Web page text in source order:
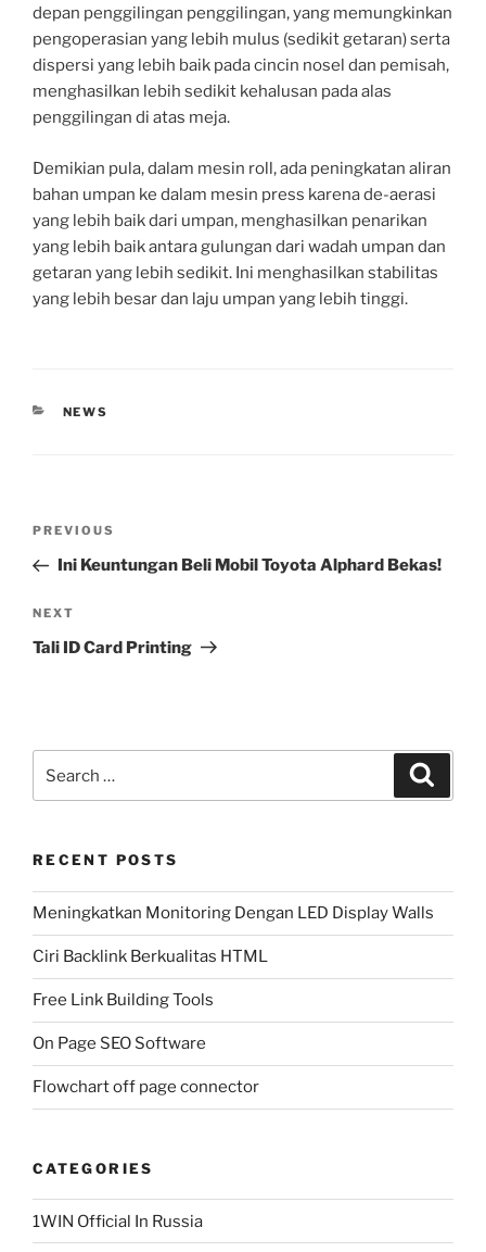
depan penggilingan penggilingan, yang memungkinkan
pengoperasian yang lebih mulus (sedikit getaran) serta
dispersi yang lebih baik pada cincin nosel dan pemisah,
menghasilkan lebih sedikit kehalusan pada alas
penggilingan di atas meja.
Demikian pula, dalam mesin roll, ada peningkatan aliran
bahan umpan ke dalam mesin press karena de-aerasi
yang lebih baik dari umpan, menghasilkan penarikan
yang lebih baik antara gulungan dari wadah umpan dan
getaran yang lebih sedikit. Ini menghasilkan stabilitas
yang lebih besar dan laju umpan yang lebih tinggi.
CATEGORIES
NEWS
Previous
Post
PREVIOUS
Ini Keuntungan Beli Mobil Toyota Alphard Bekas!
Next
Post
NEXT
Tali ID Card Printing
for:
RECENT POSTS
Meningkatkan Monitoring Dengan LED Display Walls
Ciri Backlink Berkualitas HTML
Free Link Building Tools
On Page SEO Software
Flowchart off page connector
CATEGORIES
1WIN Official In Russia